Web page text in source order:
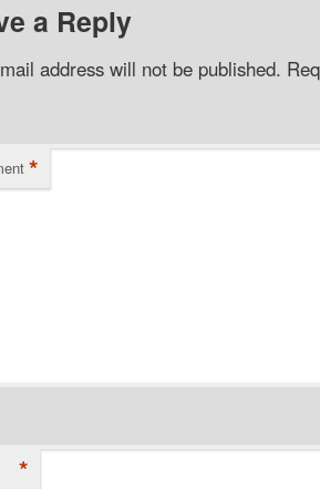
a Reply
address will not be published.
*
*